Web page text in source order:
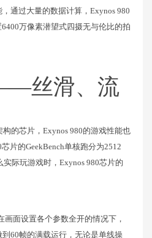
通过大量的数据计算，Exynos 980
万像素潜望式四摄无与伦比的拍
丝滑、流
的芯片，Exynos 980的游戏性能也
片的GeekBench单核跑分为2512
际玩游戏时，Exynos 980芯片的
画面设置各个参数全开的情况下，
60帧的满载运行，无论是单线操